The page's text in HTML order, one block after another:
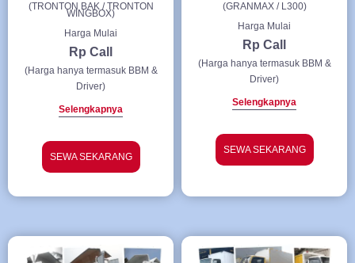
(TRONTON BAK / TRONTON
WINGBOX)
Harga Mulai
Rp Call
(Harga hanya termasuk BBM &
Driver)
Selengkapnya
SEWA SEKARANG
(GRANMAX / L300)
Harga Mulai
Rp Call
(Harga hanya termasuk BBM &
Driver)
Selengkapnya
SEWA SEKARANG